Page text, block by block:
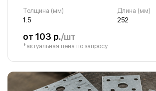
Толщина (мм)
1.5
Длина (мм)
252
от 103 р./шт
*актуальная цена по запросу